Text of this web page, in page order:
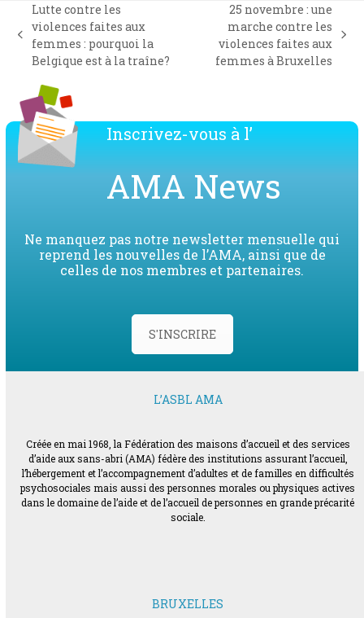
previous
post:
Lutte contre les
violences faites aux
femmes : pourquoi la
Belgique est à la traîne?
next
post:
25 novembre : une
marche contre les
violences faites aux
femmes à Bruxelles
Inscrivez-vous à l’
AMA News
Ne manquez pas notre newsletter mensuelle qui
reprend les nouvelles de l’AMA, ainsi que de
celles de nos membres et partenaires.
S'INSCRIRE
L’ASBL AMA
Créée en mai 1968, la Fédération des maisons d’accueil et des services
d’aide aux sans-abri (AMA) fédère des institutions assurant l’accueil,
l’hébergement et l’accompagnement d’adultes et de familles en difficultés
psychosociales mais aussi des personnes morales ou physiques actives
dans le domaine de l’aide et de l’accueil de personnes en grande précarité
sociale.
BRUXELLES